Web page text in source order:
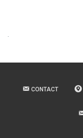
.
CONTACT